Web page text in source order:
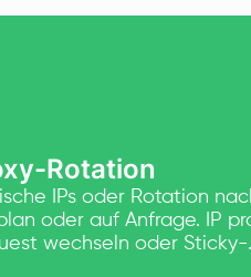
Rotation
IPs oder Rotation
oder auf Anfrage. IP
wechseln oder Sticky-